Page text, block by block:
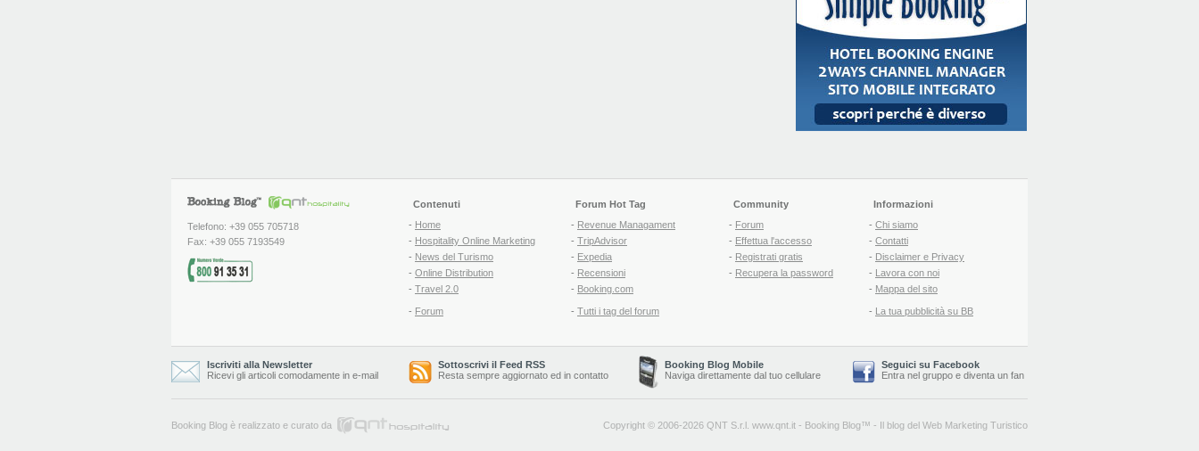
Telefono: +39 055 705718
Fax: +39 055 7193549
Contenuti
- Home
- Hospitality Online Marketing
- News del Turismo
- Online Distribution
- Travel 2.0
- Forum
Forum Hot Tag
- Revenue Managament
- TripAdvisor
- Expedia
- Recensioni
- Booking.com
- Tutti i tag del forum
Community
- Forum
- Effettua l'accesso
- Registrati gratis
- Recupera la password
Informazioni
- Chi siamo
- Contatti
- Disclaimer e Privacy
- Lavora con noi
- Mappa del sito
- La tua pubblicità su BB
Iscriviti alla Newsletter
Ricevi gli articoli comodamente in e-mail
Sottoscrivi il Feed RSS
Resta sempre aggiornato ed in contatto
Booking Blog Mobile
Naviga direttamente dal tuo cellulare
Seguici su Facebook
Entra nel gruppo e diventa un fan
Booking Blog è realizzato e curato da Copyright © 2006-2026 QNT S.r.l. www.qnt.it - Booking Blog™ - Il blog del Web Marketing Turistico